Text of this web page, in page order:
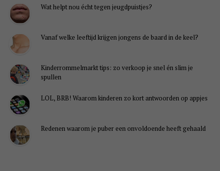
Wat helpt nou écht tegen jeugdpuistjes?
Vanaf welke leeftijd krijgen jongens de baard in de keel?
Kinderrommelmarkt tips: zo verkoop je snel én slim je
spullen
LOL, BRB! Waarom kinderen zo kort antwoorden op appjes
Redenen waarom je puber een onvoldoende heeft gehaald